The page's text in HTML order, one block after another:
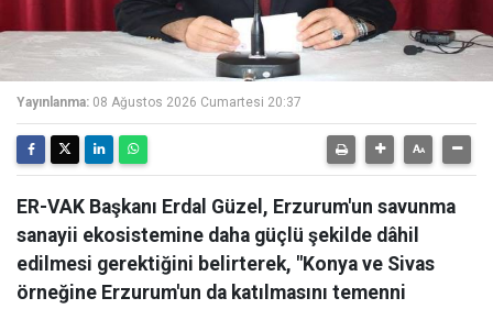
Yayınlanma: 08 Ağustos 2026 Cumartesi 20:37
ER-VAK Başkanı Erdal Güzel, Erzurum'un savunma
sanayii ekosistemine daha güçlü şekilde dâhil
edilmesi gerektiğini belirterek, "Konya ve Sivas
örneğine Erzurum'un da katılmasını temenni